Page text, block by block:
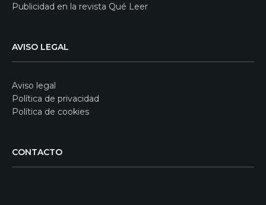
Publicidad en la revista Qué Leer
AVISO LEGAL
Aviso legal
Política de privacidad
Política de cookies
CONTACTO